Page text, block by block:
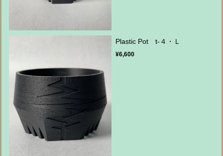
Plastic Pot t-４・Ｌ
¥6,600